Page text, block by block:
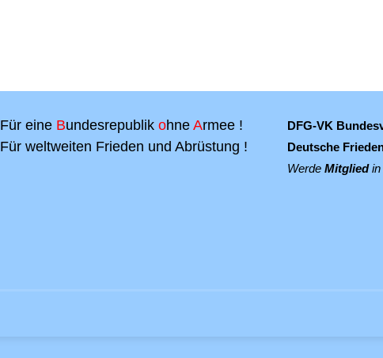
Für eine Bundesrepublik ohne Armee !
Für weltweiten Frieden und Abrüstung !
DFG-VK
Deutsche
Werde Mitgliedin